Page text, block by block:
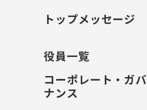
トップメッセージ
役員一覧
コーポレート・ガバ
ナンス